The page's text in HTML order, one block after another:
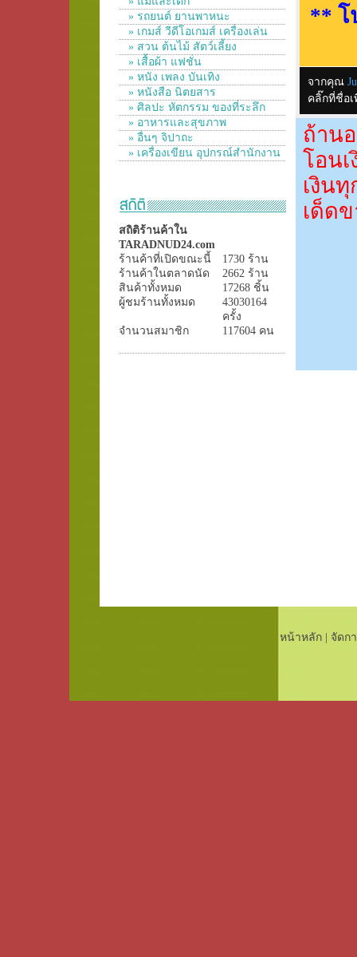
» รถยนต์ ยานพาหนะ
» เกมส์ วีดีโอเกมส์ เครื่องเล่น
» สวน ต้นไม้ สัตว์เลี้ยง
» เสื้อผ้า แฟชั่น
» หนัง เพลง บันเทิง
» หนังสือ นิตยสาร
» ศิลปะ หัตกรรม ของที่ระลึก
» อาหารและสุขภาพ
» อื่นๆ จิปาถะ
» เครื่องเขียน อุปกรณ์สำนักงาน
สถิติร้านค้าใน
TARADNUD24.com
ร้านค้าที่เปิดขณะนี้
1730 ร้าน
ร้านค้าในตลาดนัด
2662 ร้าน
สินค้าทั้งหมด
17268 ชิ้น
ผู้ชมร้านทั้งหมด
43030164
ครั้ง
จำนวนสมาชิก
117604 คน
** โ
จากคุณ
คลิ๊กที่ชื่อ
ถ้าน
โอน
เงิน
เด็ด
หน้าหลัก| จัดก